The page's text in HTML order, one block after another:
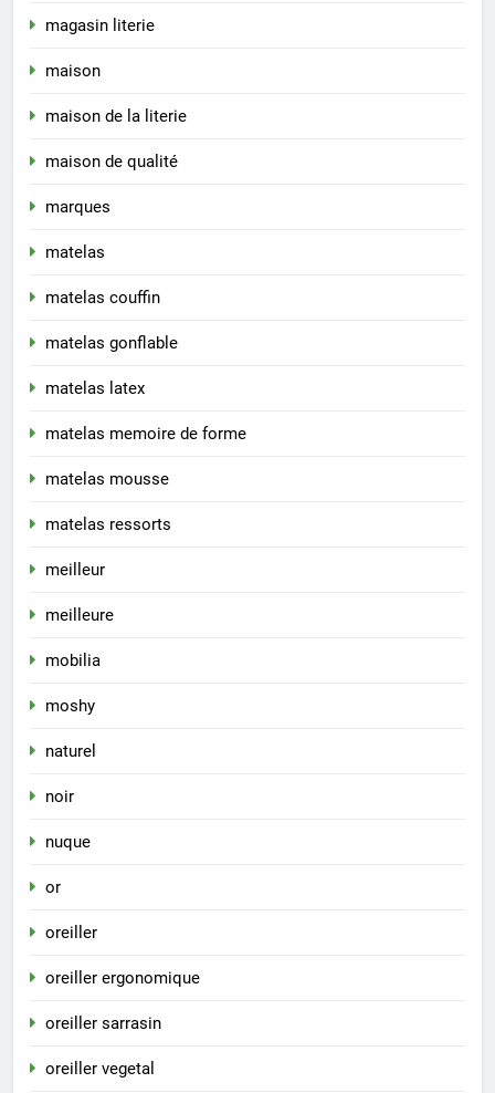
magasin literie
maison
maison de la literie
maison de qualité
marques
matelas
matelas couffin
matelas gonflable
matelas latex
matelas memoire de forme
matelas mousse
matelas ressorts
meilleur
meilleure
mobilia
moshy
naturel
noir
nuque
or
oreiller
oreiller ergonomique
oreiller sarrasin
oreiller vegetal